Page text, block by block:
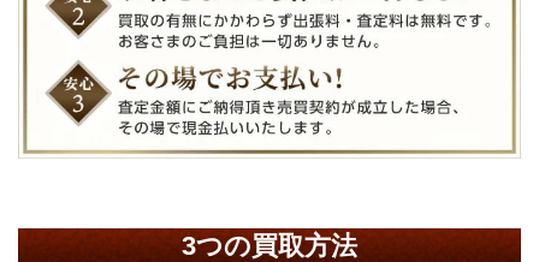
3つの買取方法